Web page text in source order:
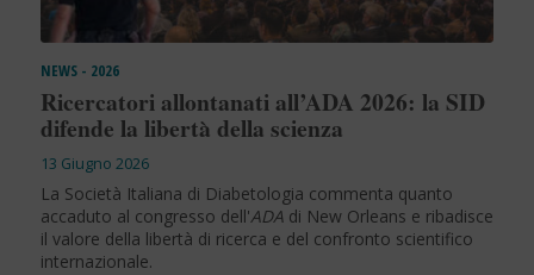
NEWS - 2026
Ricercatori allontanati all’ADA 2026: la SID
difende la libertà della scienza
13 Giugno 2026
La Società Italiana di Diabetologia commenta quanto
accaduto al congresso dell'ADA di New Orleans e ribadisce
il valore della libertà di ricerca e del confronto scientifico
internazionale.